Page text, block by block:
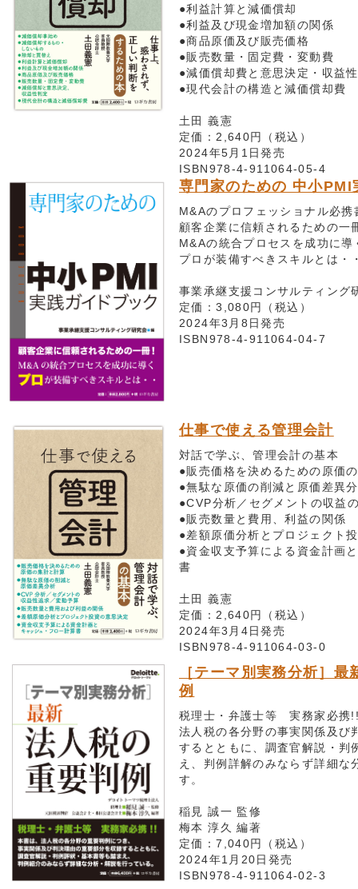
●利益計算と減価償却
●利益及び現金増加額の関係
●商品原価及び販売価格
●販売数量・固定費・変動費
●減価償却費と意思決定・収益
●現代会計の構造と減価償却費
土田 義憲
定価：2,640円（税込）
2024年5月1日発売
ISBN978-4-911064-05-4
専門家のための 中小PMI
M&Aのプロフェッショナル必携
顧客企業に信頼されるための一
M&Aの統合プロセスを成功に導
プロが装備すべきスキルとは・
事業承継支援コンサルティング
定価：3,080円（税込）
2024年3月8日発売
ISBN978-4-911064-04-7
仕事で使える管理会計
対話で学ぶ、管理会計の基本
●販売価格を決めるための原価
●無駄な原価の削減と原価差異
●CVP分析／セグメントの収益
●販売数量と費用、利益の関係
●差額原価分析とプロジェクト
●資金収支予算による資金計画
書
土田 義憲
定価：2,640円（税込）
2024年3月4日発売
ISBN978-4-911064-03-0
［テーマ別実務分析］
例
税理士・弁護士等 実務家必携
法人税の各分野の事実関係及び
するとともに、調査官解説・判
え、判例詳解のみならず詳細な
す。
稲見 誠一 監修
梅本 淳久 編著
定価：7,040円（税込）
2024年1月20日発売
ISBN978-4-911064-02-3